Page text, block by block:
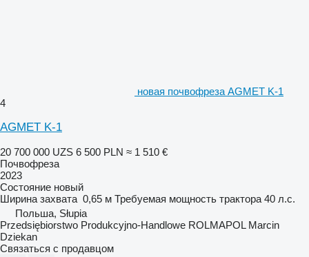
новая почвофреза AGMET K-1
4
AGMET K-1
20 700 000 UZS 6 500 PLN ≈ 1 510 €
Почвофреза
2023
Состояние новый
Ширина захвата 0,65 м Требуемая мощность трактора 40 л.с.
Польша, Słupia
Przedsiębiorstwo Produkcyjno-Handlowe ROLMAPOL Marcin
Dziekan
Связаться с продавцом